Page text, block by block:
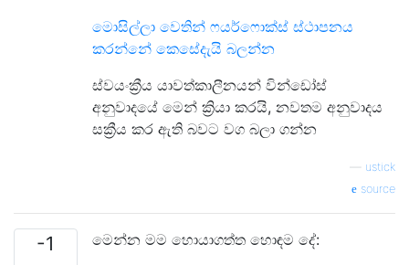
මොසිල්ලා වෙතින් ෆයර්ෆොක්ස් ස්ථාපනය
කරන්නේ කෙසේදැයි බලන්න
ස්වයංක්‍රීය යාවත්කාලීනයන් වින්ඩෝස්
අනුවාදයේ මෙන් ක්‍රියා කරයි, නවතම අනුවාදය
සක්‍රීය කර ඇති බවට වග බලා ගන්න
ustick
source
-1
මෙන්න මම හොයාගත්ත හොඳම දේ: